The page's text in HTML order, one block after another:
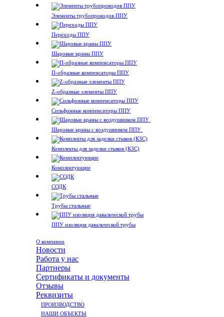
Элементы трубопроводов ППУ
Переходы ППУ
Шаровые краны ППУ
П-образные компенсаторы ППУ
Z-образные элементы ППУ
Сильфонные компенсаторы ППУ
Шаровые краны с воздушником ППУ
Комплекты для заделки стыков (КЗС)
Комплектующие
СОДК
Трубы стальные
ППУ изоляция давальческой трубы
О компании
Новости
Работа у нас
Партнеры
Сертификаты и документы
Отзывы
Реквизиты
ПРОИЗВОДСТВО
НАШИ ОБЪЕКТЫ